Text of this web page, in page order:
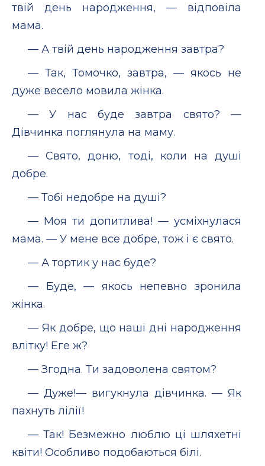
твій день народження, — відповіла
мама.
— А твій день народження завтра?
— Так, Томочко, завтра, — якось не
дуже весело мовила жінка.
— У нас буде завтра свято? —
Дівчинка поглянула на маму.
— Свято, доню, тоді, коли на душі
добре.
— Тобі недобре на душі?
— Моя ти допитлива! — усміхнулася
мама. — У мене все добре, тож і є свято.
— А тортик у нас буде?
— Буде, — якось непевно зронила
жінка.
— Як добре, що наші дні народження
влітку! Еге ж?
— Згодна. Ти задоволена святом?
— Дуже!— вигукнула дівчинка. — Як
пахнуть лілії!
— Так! Безмежно люблю ці шляхетні
квіти! Особливо подобаються білі.